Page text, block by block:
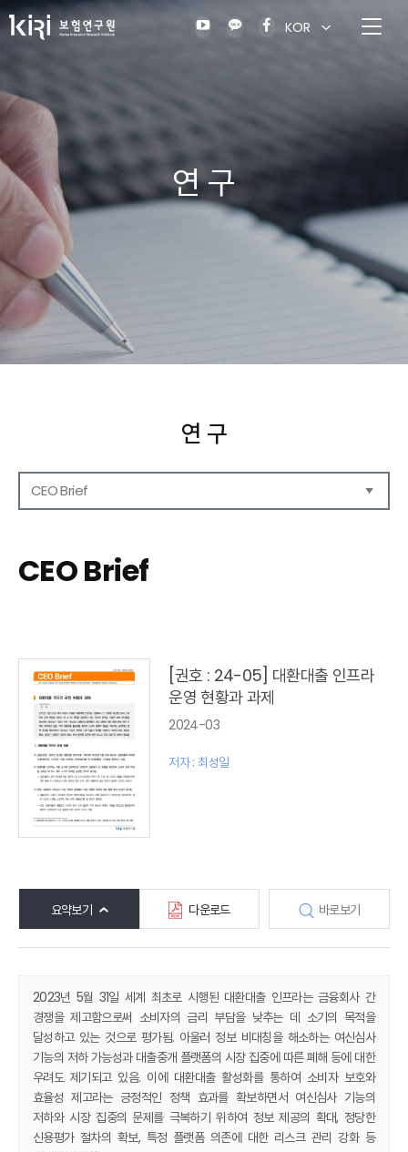
KOR
연 구
연 구
CEO Brief
CEO Brief
영상자료
CEO Brief
[권호 : 24-05] 대환대출 인프라
운영 현황과 과제
2024-03
저자 : 최성일
요약보기 다운로드 바로보기
2023년 5월 31일 세계 최초로 시행된 대환대출 인프라는 금융회사 간
경쟁을 제고함으로써 소비자의 금리 부담을 낮추는 데 소기의 목적을
달성하고 있는 것으로 평가됨. 아울러 정보 비대칭을 해소하는 여신심사
기능의 저하 가능성과 대출중개 플랫폼의 시장 집중에 따른 폐해 등에 대한
우려도 제기되고 있음. 이에 대환대출 활성화를 통하여 소비자 보호와
효율성 제고라는 긍정적인 정책 효과를 확보하면서 여신심사 기능의
저하와 시장 집중의 문제를 극복하기 위하여 정보 제공의 확대, 정당한
신용평가 절차의 확보, 특정 플랫폼 의존에 대한 리스크 관리 강화 등